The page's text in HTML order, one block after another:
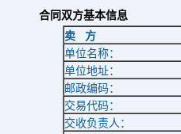
合同双方基本信息
卖
方
单位名称：
单位地址：
邮政编码：
交易代码：
交收负责人：